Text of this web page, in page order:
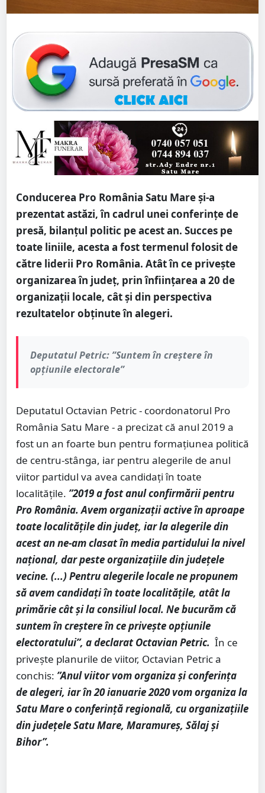
Conducerea Pro România Satu Mare și-a
prezentat astăzi, în cadrul unei conferințe de
presă, bilanțul politic pe acest an. Succes pe
toate liniile, acesta a fost termenul folosit de
către liderii Pro România. Atât în ce privește
organizarea în județ, prin înființarea a 20 de
organizații locale, cât și din perspectiva
rezultatelor obținute în alegeri.
Deputatul Petric: ”Suntem în creștere în
opțiunile electorale”
Deputatul Octavian Petric - coordonatorul Pro
România Satu Mare - a precizat că anul 2019 a
fost un an foarte bun pentru formațiunea politică
de centru-stânga, iar pentru alegerile de anul
viitor partidul va avea candidați în toate
localitățile. ”2019 a fost anul confirmării pentru
Pro România. Avem organizații active în aproape
toate localitățile din județ, iar la alegerile din
acest an ne-am clasat în media partidului la nivel
național, dar peste organizațiile din județele
vecine. (...) Pentru alegerile locale ne propunem
să avem candidați în toate localitățile, atât la
primărie cât și la consiliul local. Ne bucurăm că
suntem în creștere în ce privește opțiunile
electoratului”, a declarat Octavian Petric. În ce
privește planurile de viitor, Octavian Petric a
conchis: ”Anul viitor vom organiza și conferința
de alegeri, iar în 20 ianuarie 2020 vom organiza la
Satu Mare o conferință regională, cu organizațiile
din județele Satu Mare, Maramureș, Sălaj și
Bihor”.